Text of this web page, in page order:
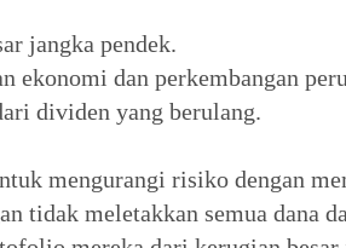
jangka pendek.
ekonomi dan perkembangan
dividen yang berulang.
mengurangi risiko dengan
tidak meletakkan semua dana